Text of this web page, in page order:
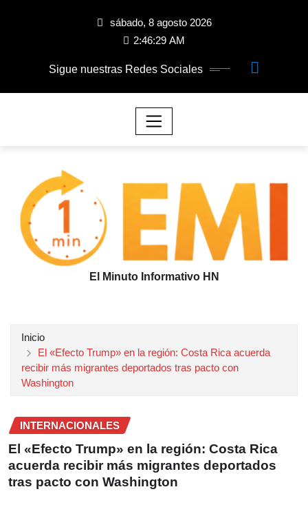
sábado, 8 agosto 2026
2:46:29 AM
Sigue nuestras Redes Sociales
El Minuto Informativo HN
Inicio
El «Efecto Trump» en la región: Costa Rica acuerda
recibir más migrantes deportados tras pacto con
Washington
INTERNACIONALES
El «Efecto Trump» en la región: Costa Rica
acuerda recibir más migrantes deportados
tras pacto con Washington